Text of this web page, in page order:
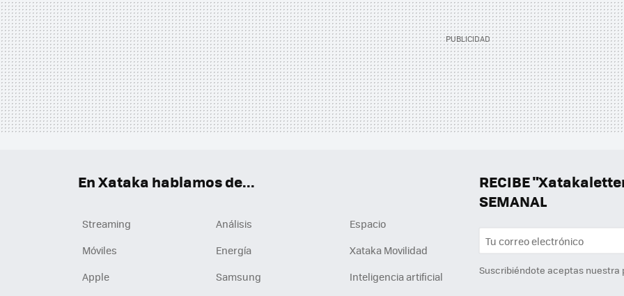
RECIBE
SEMANAL
Suscribiéndote aceptas nuestra
En Xataka hablamos de...
Streaming Análisis
Espacio
Móviles
Energía
Xataka Movilidad
Apple
Samsung Inteligencia artificial